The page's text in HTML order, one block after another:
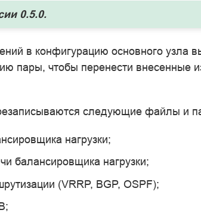
0.5.0.
в конфигурацию основного узла
пары, чтобы перенести внесенные
следующие файлы и
нагрузки;
балансировщика нагрузки;
(VRRP, BGP, OSPF);